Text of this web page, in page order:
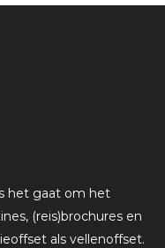
het gaat om het
(reis)brochures en
als vellenoffset.